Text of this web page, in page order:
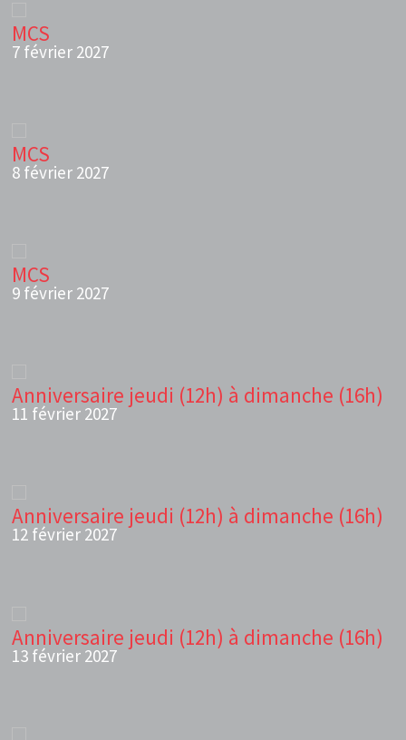
MCS
7 février 2027
MCS
8 février 2027
MCS
9 février 2027
Anniversaire jeudi (12h) à dimanche (16h)
11 février 2027
Anniversaire jeudi (12h) à dimanche (16h)
12 février 2027
Anniversaire jeudi (12h) à dimanche (16h)
13 février 2027